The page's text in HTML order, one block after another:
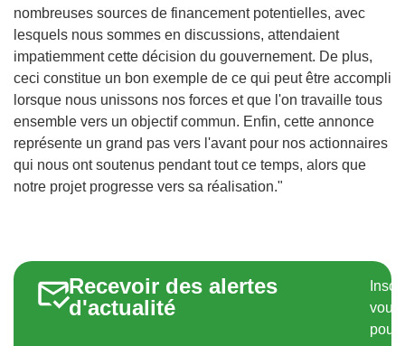
nombreuses sources de financement potentielles, avec
lesquels nous sommes en discussions, attendaient
impatiemment cette décision du gouvernement. De plus,
ceci constitue un bon exemple de ce qui peut être accompli
lorsque nous unissons nos forces et que l'on travaille tous
ensemble vers un objectif commun. Enfin, cette annonce
représente un grand pas vers l'avant pour nos actionnaires
qui nous ont soutenus pendant tout ce temps, alors que
notre projet progresse vers sa réalisation."
Recevoir des alertes
d'actualité
vous
pour